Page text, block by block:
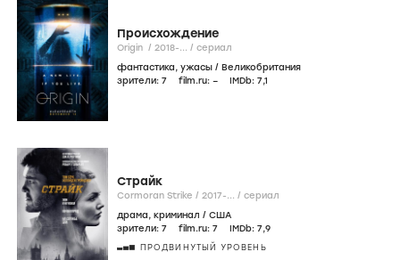
Происхождение
Origin / 2018-... / сериал
фантастика, ужасы / Великобритания
зрители: 7 film.ru: – IMDb: 7,1
Страйк
Cormoran Strike / 2017-... / сериал
драма, криминал / США
зрители: 7 film.ru: 7 IMDb: 7,9
ПРОДВИНУТЫЙ УРОВЕНЬ